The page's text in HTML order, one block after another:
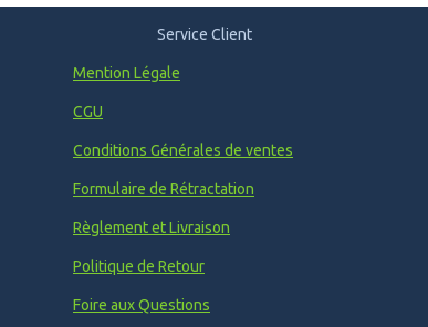
Service Client
Mention Légale
CGU
Conditions Générales de ventes
Formulaire de Rétractation
Règlement et Livraison
Politique de Retour
Foire aux Questions